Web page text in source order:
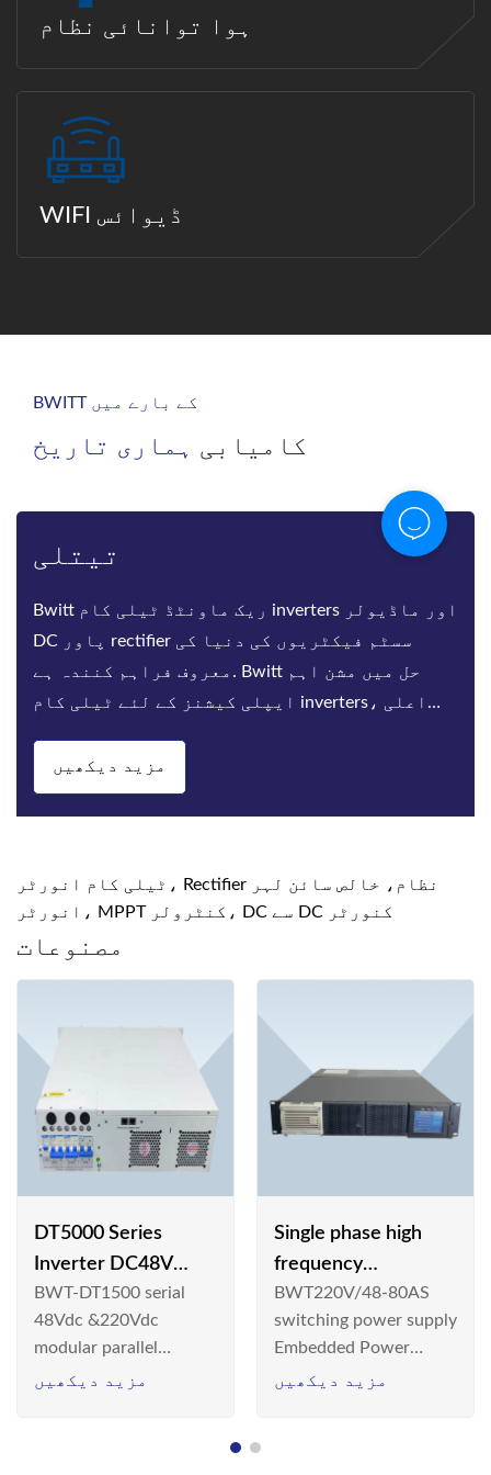
ہوا توانائی نظام
WIFI ڈیوائس
BWITT کے بارے میں
کامیابی ہماری تاریخ
تیتلی
Bwitt ریک ماونٹڈ ٹیلی کام inverters اور ماڈیولر
DC پاور rectifier سسٹم فیکٹریوں کی دنیا کی
معروف فراہم کنندہ ہے. Bwitt حل میں مشن اہم
ایپلی کیشنز کے لئے ٹیلی کام inverters، اعلی
مزید دیکھیں
ٹیلی کام انورٹر، Rectifier نظام، خالص سائن لہر
انورٹر، MPPT کنٹرولر، DC سے DC کنورٹر
مصنوعات
DT5000 Series
Inverter DC48V
AC110V solar
BWT-DT1500 serial
48Vdc &220Vdc
modular parallel
connection inverter is
مزید دیکھیں
Single phase high
frequency
BWT220V/48-80AS
switching power
supply
BWT220V/48-80AS
switching power supply
Embedded Power
System is widely
مزید دیکھیں